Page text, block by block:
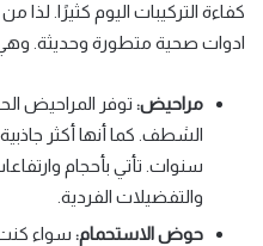
كفاءة التركيبات اليوم كثيرًا.
ادوات صحية متطورة وحديثة.
مراحيض: توفر المراحيض
الشطف. كما أنها أكثر
سنوات. تأتي بأحجام
والتفضيلات الفردية.
حوض الاستحمام: سواء